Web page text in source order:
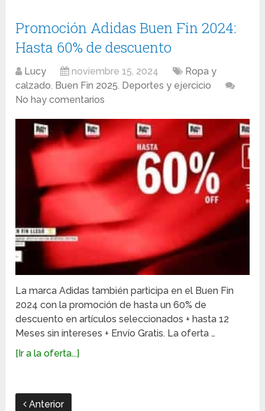
Promoción Adidas Buen Fin 2024:
Hasta 60% de descuento
Lucy noviembre 15, 2024
Ropa y
calzado, Buen Fin 2025, Deportes y ejercicio
No hay comentarios
La marca Adidas también participa en el Buen Fin
2024 con la promoción de hasta un 60% de
descuento en artículos seleccionados + hasta 12
Meses sin intereses + Envío Gratis. La oferta …
[Ir a la oferta...]
Anterior